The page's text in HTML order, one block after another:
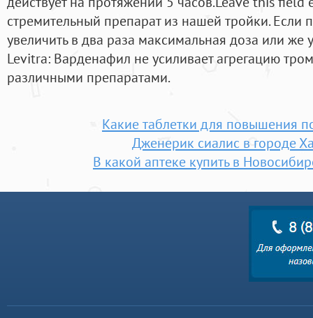
стремительный препарат из нашей тройки. Если
увеличить в два раза максимальная доза или же
Levitra: Варденафил не усиливает агрегацию
различными препаратами.
Какие таблетки для повышения
Дженерик сиалис в городе
В какой аптеке купить в